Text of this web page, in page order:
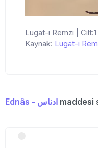
Lugat-ı Remzi |
Kaynak: Lugat-ı
Ednâs - ادناس maddesi